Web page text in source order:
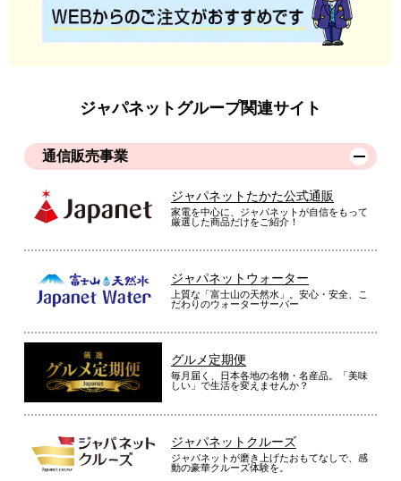
ジャパネットグループ関連サイト
通信販売事業
ジャパネットたかた公式通販
家電を中心に、ジャパネットが自信をもって
厳選した商品だけをご紹介！
ジャパネットウォーター
上質な「富士山の天然水」。安心・安全、こ
だわりのウォーターサーバー
グルメ定期便
毎月届く、日本各地の名物・名産品。「美味
しい」で生活を変えませんか？
ジャパネットクルーズ
ジャパネットが磨き上げたおもてなしで、感
動の豪華クルーズ体験を。